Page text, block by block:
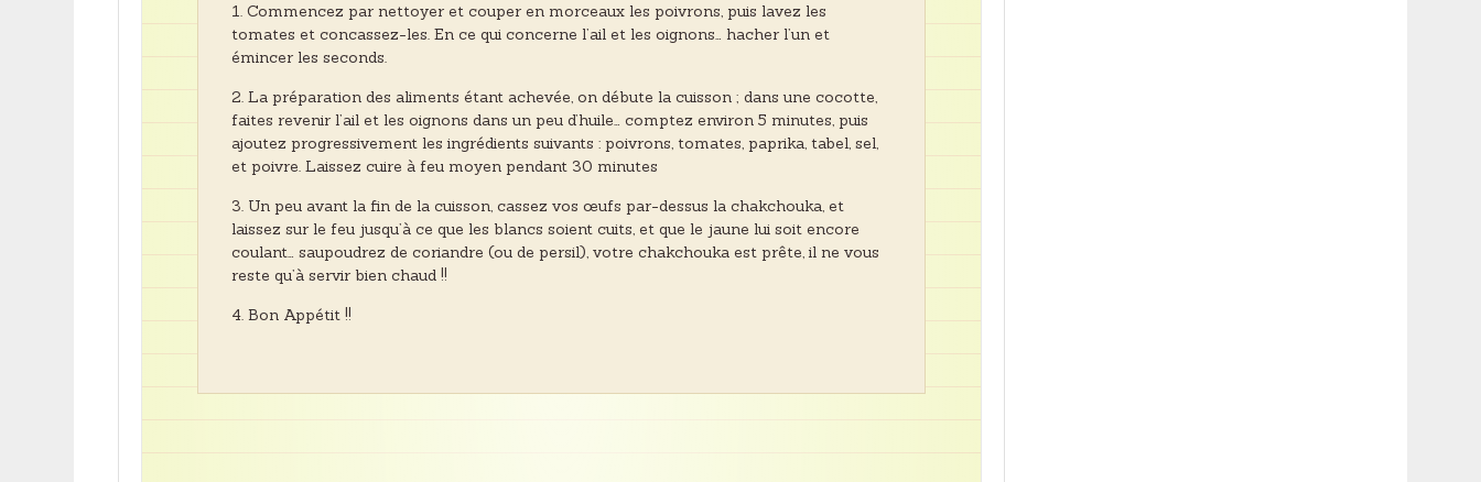
Commencez par nettoyer et couper en morceaux les poivrons, puis lavez les
tomates et concassez-les. En ce qui concerne l’ail et les oignons… hacher l’un et
émincer les seconds.
La préparation des aliments étant achevée, on débute la cuisson ; dans une cocotte,
faites revenir l’ail et les oignons dans un peu d’huile… comptez environ 5 minutes, puis
ajoutez progressivement les ingrédients suivants : poivrons, tomates, paprika, tabel, sel,
et poivre. Laissez cuire à feu moyen pendant 30 minutes
Un peu avant la fin de la cuisson, cassez vos œufs par-dessus la chakchouka, et
laissez sur le feu jusqu’à ce que les blancs soient cuits, et que le jaune lui soit encore
coulant… saupoudrez de coriandre (ou de persil), votre chakchouka est prête, il ne vous
reste qu’à servir bien chaud !!
Bon Appétit !!